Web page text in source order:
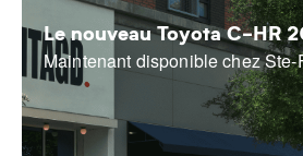
Le nouveau Toyota C-HR
Maintenant disponible chez Ste-